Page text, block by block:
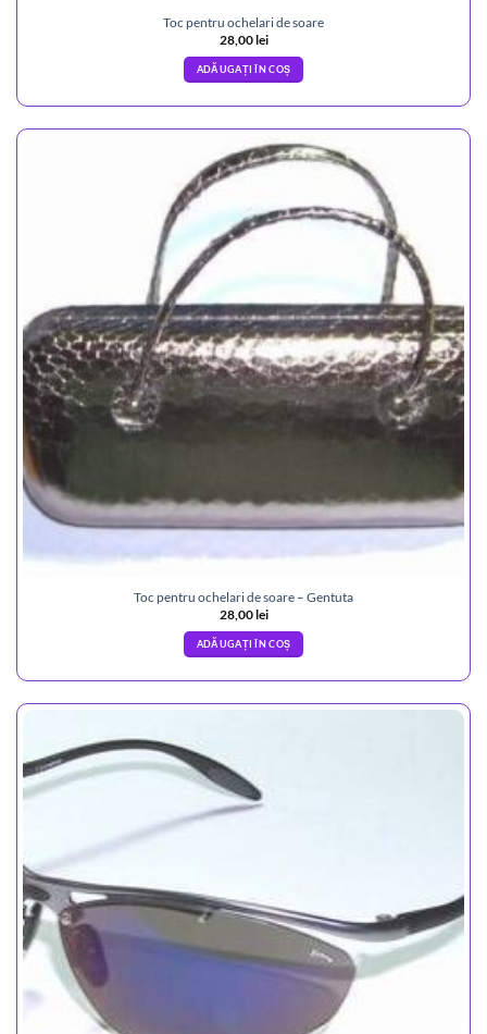
Toc pentru ochelari de soare
28,00lei
ADĂUGAȚI ÎN COȘ
Toc pentru ochelari de soare – Gentuta
28,00lei
ADĂUGAȚI ÎN COȘ